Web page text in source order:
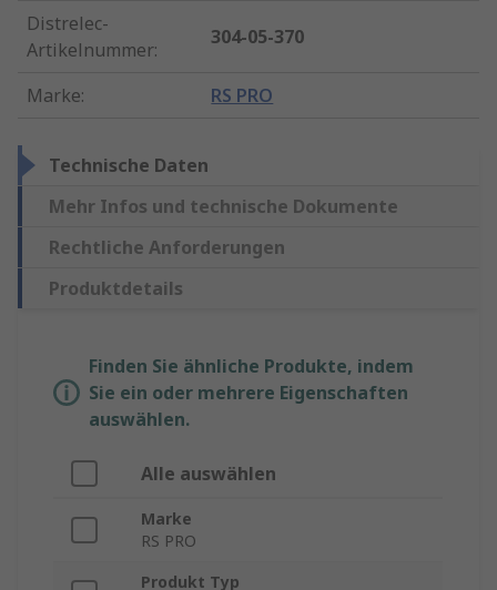
Distrelec-
Artikelnummer:
304-05-370
Marke: RS PRO
Technische Daten
Mehr Infos und technische Dokumente
Rechtliche Anforderungen
Produktdetails
Finden Sie ähnliche Produkte, indem
Sie ein oder mehrere Eigenschaften
auswählen.
Alle auswählen
Marke
RS PRO
Produkt Typ